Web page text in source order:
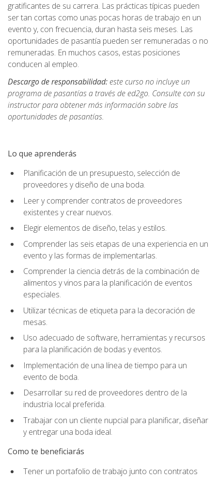
gratificantes de su carrera. Las prácticas típicas pueden
ser tan cortas como unas pocas horas de trabajo en un
evento y, con frecuencia, duran hasta seis meses. Las
oportunidades de pasantía pueden ser remuneradas o no
remuneradas. En muchos casos, estas posiciones
conducen al empleo.
Descargo de responsabilidad: este curso no incluye un
programa de pasantías a través de ed2go. Consulte con su
instructor para obtener más información sobre las
oportunidades de pasantías.
Lo que aprenderás
Planificación de un presupuesto, selección de
proveedores y diseño de una boda.
Leer y comprender contratos de proveedores
existentes y crear nuevos.
Elegir elementos de diseño, telas y estilos.
Comprender las seis etapas de una experiencia en un
evento y las formas de implementarlas.
Comprender la ciencia detrás de la combinación de
alimentos y vinos para la planificación de eventos
especiales.
Utilizar técnicas de etiqueta para la decoración de
mesas.
Uso adecuado de software, herramientas y recursos
para la planificación de bodas y eventos.
Implementación de una línea de tiempo para un
evento de boda.
Desarrollar su red de proveedores dentro de la
industria local preferida.
Trabajar con un cliente nupcial para planificar, diseñar
y entregar una boda ideal.
Como te beneficiarás
Tener un portafolio de trabajo junto con contratos